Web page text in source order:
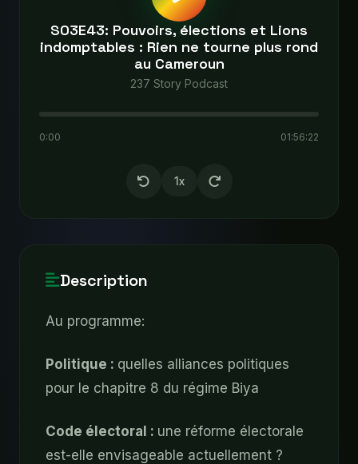
S03E43: Pouvoirs, élections et Lions
indomptables : Rien ne tourne plus rond
au Cameroun
237 Story Podcast
0:00 01:56:22
1x
Description
Au programme:
Politique : quelles alliances politiques
pour le chapitre 8 du régime Biya
Code électoral : une réforme électorale
est-elle envisageable actuellement ?